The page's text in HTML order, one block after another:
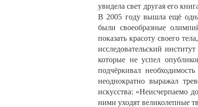
увидела свет другая его
В 2005 году вышла ещё
были своеобразные
показать красоту своего
исследовательский
которые не успел
подчёркивал
неоднократно выражал
искусства: «Неисчерпаемо
ними уходят великолепные